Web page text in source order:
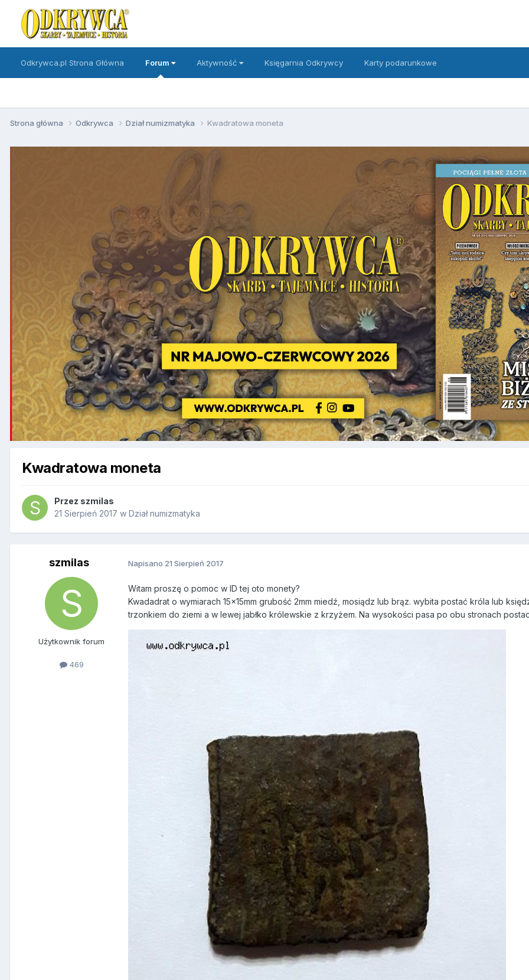
Odkrywca.pl Strona Główna Forum Aktywność Księgarnia Odkrywcy Karty podarunkowe
Strona główna Odkrywca Dział numizmatyka Kwadratowa moneta
Kwadratowa moneta
Przez szmilas
21 Sierpień 2017 w Dział numizmatyka
szmilas
Użytkownik forum
469
Napisano 21 Sierpień 2017
Witam proszę o pomoc w ID tej oto monety?
Kwadadrat o wymiarach 15x15mm grubość 2mm miedź, mosiądz lub brąz. wybita postać króla lub
trzonkiem do ziemi a w lewej jabłko królewskie z krzyżem. Na wysokości pasa po obu stronach